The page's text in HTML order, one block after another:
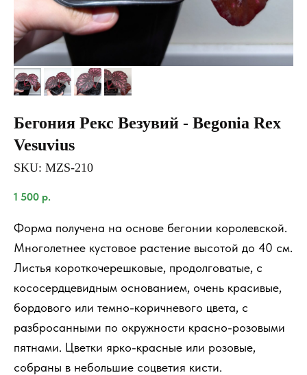
Бегония Рекс Везувий - Begonia Rex
Vesuvius
SKU: MZS-210
1 500 р.
Форма получена на основе бегонии королевской.
Многолетнее кустовое растение высотой до 40 см.
Листья короткочерешковые, продолговатые, с
кососердцевидным основанием, очень красивые,
бордового или темно-коричневого цвета, с
разбросанными по окружности красно-розовыми
пятнами. Цветки ярко-красные или розовые,
собраны в небольшие соцветия кисти.